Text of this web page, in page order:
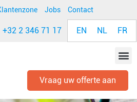
Jobs Contact
+32 2 346 71 17 EN NL FR
Vraag uw offerte aan